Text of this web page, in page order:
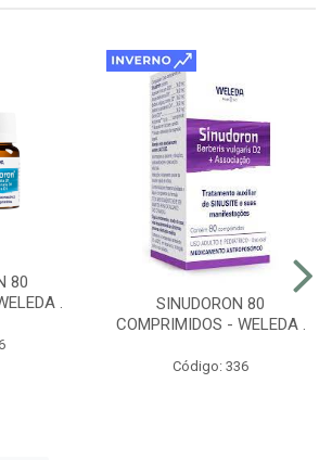
80
.
SINUDORON 80
COMPRIMIDOS - WELEDA .
Código: 336